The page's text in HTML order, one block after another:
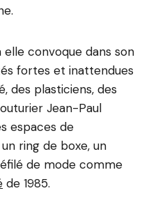
elle convoque dans son
fortes et inattendues
des plasticiens, des
Jean-Paul
espaces de
ring de boxe, un
de mode comme
de 1985.